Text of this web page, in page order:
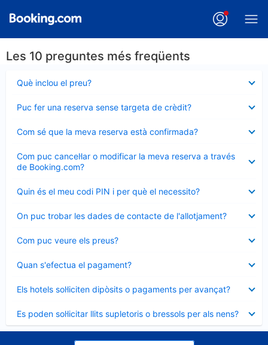
Les 10 preguntes més freqüents
Què inclou el preu?
tancat
Puc fer una reserva sense targeta de crèdit?
tancat
Com sé que la meva reserva està confirmada?
tancat
Com puc cancel·lar o modificar la meva reserva a través
de Booking.com?
tancat
Quin és el meu codi PIN i per què el necessito?
tancat
On puc trobar les dades de contacte de l'allotjament?
tancat
Com puc veure els preus?
tancat
Quan s'efectua el pagament?
tancat
Els hotels sol·liciten dipòsits o pagaments per avançat?
tancat
Es poden sol·licitar llits supletoris o bressols per als nens?
tancat